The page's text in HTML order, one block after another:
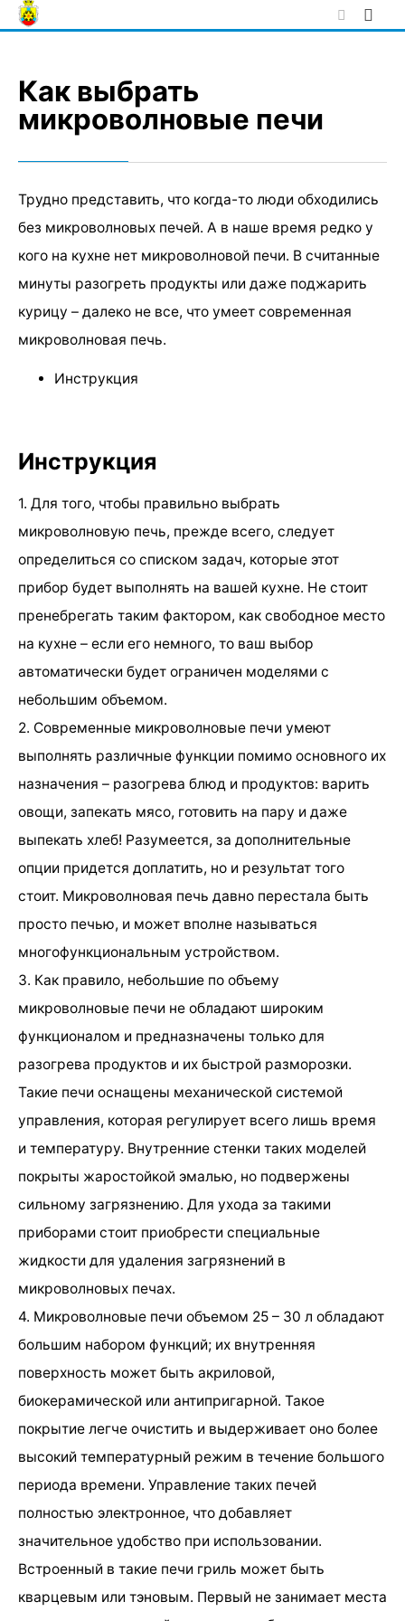
Skip
to
Как выбрать
микроволновые печи
Трудно представить, что когда-то люди обходились
без микроволновых печей. А в наше время редко у
кого на кухне нет микроволновой печи. В считанные
минуты разогреть продукты или даже поджарить
курицу – далеко не все, что умеет современная
микроволновая печь.
Инструкция
Инструкция
1. Для того, чтобы правильно выбрать
микроволновую печь, прежде всего, следует
определиться со списком задач, которые этот
прибор будет выполнять на вашей кухне. Не стоит
пренебрегать таким фактором, как свободное место
на кухне – если его немного, то ваш выбор
автоматически будет ограничен моделями с
небольшим объемом.
2. Современные микроволновые печи умеют
выполнять различные функции помимо основного их
назначения – разогрева блюд и продуктов: варить
овощи, запекать мясо, готовить на пару и даже
выпекать хлеб! Разумеется, за дополнительные
опции придется доплатить, но и результат того
стоит. Микроволновая печь давно перестала быть
просто печью, и может вполне называться
многофункциональным устройством.
3. Как правило, небольшие по объему
микроволновые печи не обладают широким
функционалом и предназначены только для
разогрева продуктов и их быстрой разморозки.
Такие печи оснащены механической системой
управления, которая регулирует всего лишь время
и температуру. Внутренние стенки таких моделей
покрыты жаростойкой эмалью, но подвержены
сильному загрязнению. Для ухода за такими
приборами стоит приобрести специальные
жидкости для удаления загрязнений в
микроволновых печах.
4. Микроволновые печи объемом 25 – 30 л обладают
большим набором функций; их внутренняя
поверхность может быть акриловой,
биокерамической или антипригарной. Такое
покрытие легче очистить и выдерживает оно более
высокий температурный режим в течение большого
периода времени. Управление таких печей
полностью электронное, что добавляет
значительное удобство при использовании.
Встроенный в такие печи гриль может быть
кварцевым или тэновым. Первый не занимает места